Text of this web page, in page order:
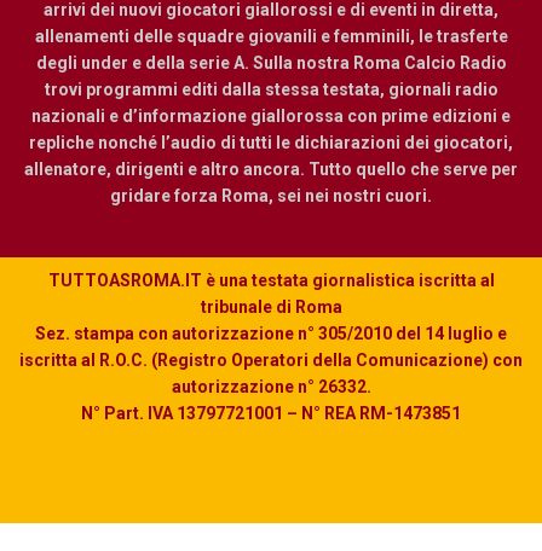
arrivi dei nuovi giocatori giallorossi e di eventi in diretta,
allenamenti delle squadre giovanili e femminili, le trasferte
degli under e della serie A. Sulla nostra Roma Calcio Radio
trovi programmi editi dalla stessa testata, giornali radio
nazionali e d’informazione giallorossa con prime edizioni e
repliche nonché l’audio di tutti le dichiarazioni dei giocatori,
allenatore, dirigenti e altro ancora. Tutto quello che serve per
gridare forza Roma, sei nei nostri cuori.
TUTTOASROMA.IT è una testata giornalistica iscritta al
tribunale di Roma
Sez. stampa con autorizzazione n° 305/2010 del 14 luglio e
iscritta al R.O.C. (Registro Operatori della Comunicazione) con
autorizzazione n° 26332.
N° Part. IVA 13797721001 – N° REA RM-1473851